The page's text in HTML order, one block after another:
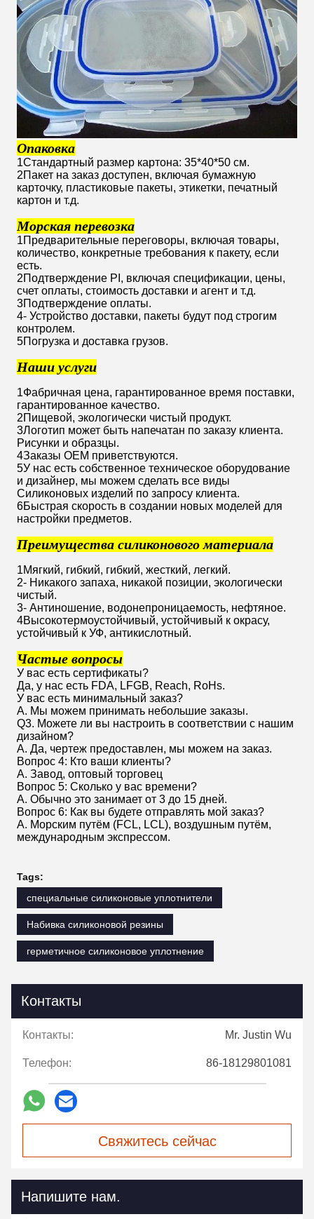
Опаковка
1Стандартный размер картона: 35*40*50 см.
2Пакет на заказ доступен, включая бумажную
карточку, пластиковые пакеты, этикетки, печатный
картон и т.д.
Морская перевозка
1Предварительные переговоры, включая товары,
количество, конкретные требования к пакету, если
есть.
2Подтверждение PI, включая спецификации, цены,
счет оплаты, стоимость доставки и агент и т.д.
3Подтверждение оплаты.
4- Устройство доставки, пакеты будут под строгим
контролем.
5Погрузка и доставка грузов.
Наши услуги
1Фабричная цена, гарантированное время поставки,
гарантированное качество.
2Пищевой, экологически чистый продукт.
3Логотип может быть напечатан по заказу клиента.
Рисунки и образцы.
4Заказы OEM приветствуются.
5У нас есть собственное техническое оборудование
и дизайнер, мы можем сделать все виды
Силиконовых изделий по запросу клиента.
6Быстрая скорость в создании новых моделей для
настройки предметов.
Преимущества силиконового материала
1Мягкий, гибкий, гибкий, жесткий, легкий.
2- Никакого запаха, никакой позиции, экологически
чистый.
3- Антиношение, водонепроницаемость, нефтяное.
4Высокотермоустойчивый, устойчивый к окрасу,
устойчивый к УФ, антикислотный.
Частые вопросы
У вас есть сертификаты?
Да, у нас есть FDA, LFGB, Reach, RoHs.
У вас есть минимальный заказ?
А. Мы можем принимать небольшие заказы.
Q3. Можете ли вы настроить в соответствии с нашим
дизайном?
А. Да, чертеж предоставлен, мы можем на заказ.
Вопрос 4: Кто ваши клиенты?
A. Завод, оптовый торговец
Вопрос 5: Сколько у вас времени?
А. Обычно это занимает от 3 до 15 дней.
Вопрос 6: Как вы будете отправлять мой заказ?
A. Морским путём (FCL, LCL), воздушным путём,
международным экспрессом.
Tags:
специальные силиконовые уплотнители
Набивка силиконовой резины
герметичное силиконовое уплотнение
Контакты
Контакты: Mr. Justin Wu
Телефон: 86-18129801081
Свяжитесь сейчас
Напишите нам.